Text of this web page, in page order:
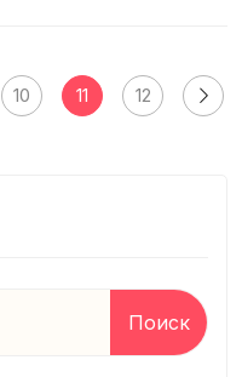
10 11 12
Поиск